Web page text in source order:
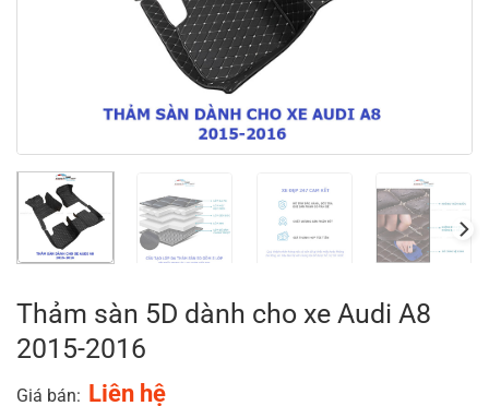
Thảm sàn 5D dành cho xe Audi A8
2015-2016
Giá bán: Liên hệ